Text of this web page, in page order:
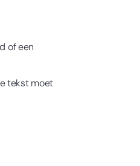
of een
tekst moet